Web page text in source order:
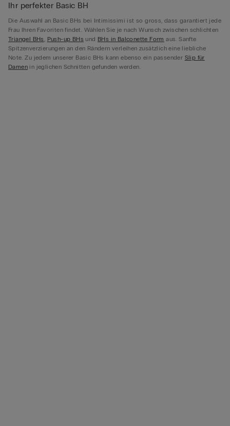
Ihr perfekter Basic BH
Die Auswahl an Basic BHs bei Intimissimi ist so gross, dass garantiert jede
Frau Ihren Favoriten findet. Wählen Sie je nach Wunsch zwischen schlichten
Triangel BHs, Push-up BHs und BHs in Balconette Form aus. Sanfte
Spitzenverzierungen an den Rändern verleihen zusätzlich eine liebliche
Note. Zu jedem unserer Basic BHs kann ebenso ein passender Slip für
Damen in jeglichen Schnitten gefunden werden.